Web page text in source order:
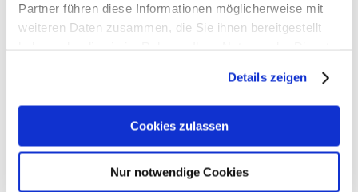
Partner führen diese Informationen möglicherweise mit
weiteren Daten zusammen, die Sie ihnen bereitgestellt
Details zeigen
Cookies zulassen
Nur notwendige Cookies